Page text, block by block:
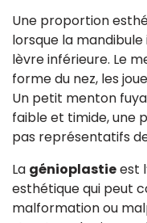
Une proportion
lorsque la
lèvre inférieure. Le
forme du nez, les
Un petit menton
faible et timide, une
pas représentatifs
La génioplastieest
esthétique qui peut
malformation ou